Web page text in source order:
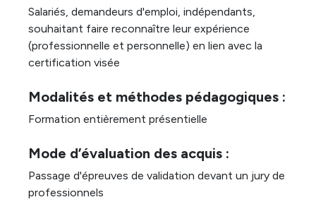
Salariés, demandeurs d'emploi, indépendants,
souhaitant faire reconnaître leur expérience
(professionnelle et personnelle) en lien avec la
certification visée
Modalités et méthodes pédagogiques :
Formation entièrement présentielle
Mode d’évaluation des acquis :
Passage d'épreuves de validation devant un jury de
professionnels